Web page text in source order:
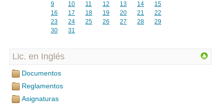
9
10 11 12 13 14
15
16
17 18 19 20 21
22
23
24 25 26 27 28
29
30
31
Lic. en Inglés
Documentos
Reglamentos
Asignaturas